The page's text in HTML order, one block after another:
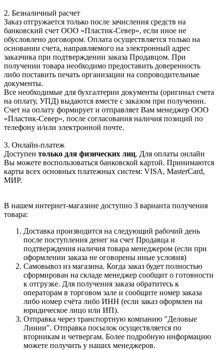
2. Безналичный расчет
Заказ отгружается только после зачисления средств на
банковский счет ООО «Пластик-Север», если иное не
обусловлено договором. Оплата осуществляется только на
основании счета, направляемого на электронный адрес
заказчика при подтверждении заказа Продавцом. При
получении товара необходимо предоставить доверенность
либо поставить печать организации на сопроводительные
документы.
Все необходимые для бухгалтерии документы (оригинал счета
на оплату, УПД) выдаются вместе с заказом при получении.
Счет на оплату формирует и отправляет Вам менеджер ООО
«Пластик-Север», после согласования наличия позиций по
телефону и/или электронной почте.
3. Онлайн-платеж
Доступен только для физических лиц. Для оплаты онлайн
Вы можете воспользоваться банковской картой. Принимаются
карты всех основных платежных систем: VISA, MasterCard,
МИР.
В нашем интернет-магазине доступно 3 варианта получения
товара:
Доставка производится на следующий рабочий день
после поступления денег на счет Продавца и
подтверждения наличия товара менеджером (если при
оформлении заказа не оговорены иные условия)
Самовывоз из магазина. Когда заказ будет полностью
сформирован на складе менеджер сообщит о готовности
к отгрузке. Для получения заказа обратитесь к
операторам в торговом зале и сообщите номер заказа
либо номер счёта либо ИНН (если заказ оформлен на
юридическое лицо или ИП).
Отправка через транспортную компанию "Деловые
Линии". Отправка посылок осуществляется по
вторникам и четвергам. Более подробную информацию
можете получить у наших менеджеров.